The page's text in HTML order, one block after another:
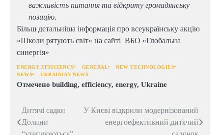
важливість питання та відкриту громадянську
позицію.
Більш детальніша інформація про всеукраїнську акцію
«Школи рятують світ» на сайті ВБО «Глобальна
синергія»
ENERGY EFFICIENCY GENERAL
NEW TECHNOLOGIES
NEWS
UKRAINIAN NEWS
Отмечено building, efficiency, energy, Ukraine
Навигация
по
Дитячі садки
Долини
У Києві відкрили модернізований
енергоефективний дитячий